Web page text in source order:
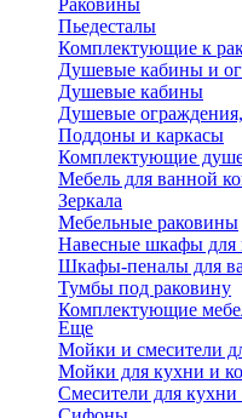
Раковины
Пьедесталы
Комплектующие к
Душевые кабины и
Душевые кабины
Душевые
Поддоны и каркасы
Комплектующие
Мебель для ванной
Зеркала
Мебельные раковины
Навесные шкафы для
Шкафы-пеналы для
Тумбы под раковину
Комплектующие
Еще
Мойки и смесители
Мойки для кухни и
Смесители для